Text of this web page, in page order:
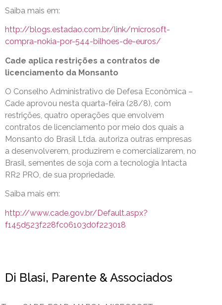
Saiba mais em:
http://blogs.estadao.com.br/link/microsoft-
compra-nokia-por-544-bilhoes-de-euros/
Cade aplica restrições a contratos de
licenciamento da Monsanto
O Conselho Administrativo de Defesa Econômica –
Cade aprovou nesta quarta-feira (28/8), com
restrições, quatro operações que envolvem
contratos de licenciamento por meio dos quais a
Monsanto do Brasil Ltda. autoriza outras empresas
a desenvolverem, produzirem e comercializarem, no
Brasil, sementes de soja com a tecnologia Intacta
RR2 PRO, de sua propriedade.
Saiba mais em:
http://www.cade.gov.br/Default.aspx?
f145d523f228fc06103d0f223018
Di Blasi, Parente & Associados